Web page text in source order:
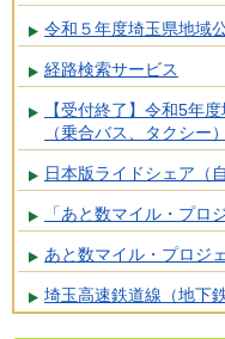
令和５年度埼玉県地域
経路検索サービス
【受付終了】令和5年
（乗合バス、タクシー）
日本版ライドシェア（
「あと数マイル・プロ
あと数マイル・プロジ
埼玉高速鉄道線（地下